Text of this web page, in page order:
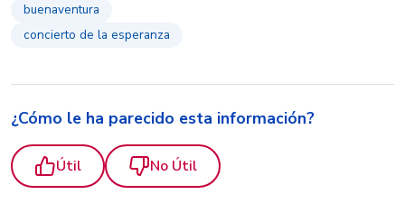
buenaventura
concierto de la esperanza
¿Cómo le ha parecido esta información?
Útil No Útil